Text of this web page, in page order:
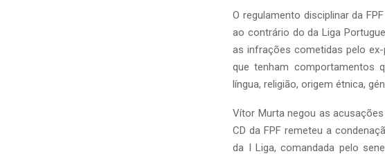
O regulamento disciplinar da
ao contrário do da Liga
as infrações cometidas pelo ex-
que tenham comportamentos
língua, religião, origem étnica,
Vítor Murta negou as
CD da FPF remeteu a
da I Liga, comandada pelo